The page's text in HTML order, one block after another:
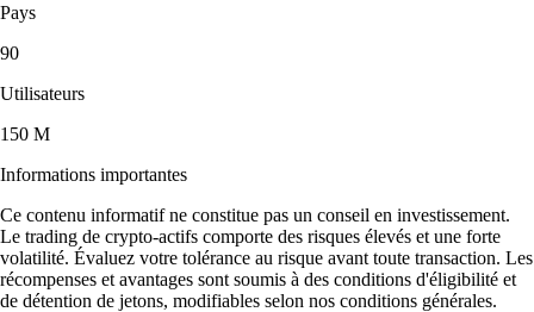
Pays
90
Utilisateurs
150 M
Informations importantes
Ce contenu informatif ne constitue pas un conseil en investissement.
Le trading de crypto-actifs comporte des risques élevés et une forte
volatilité. Évaluez votre tolérance au risque avant toute transaction. Les
récompenses et avantages sont soumis à des conditions d'éligibilité et
de détention de jetons, modifiables selon nos conditions générales.